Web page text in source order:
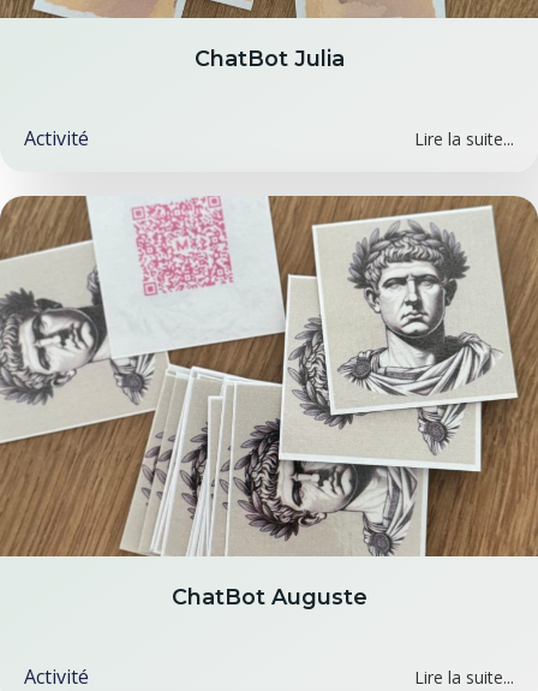
ChatBot Julia
Activité Lire la suite...
ChatBot Auguste
Activité Lire la suite...